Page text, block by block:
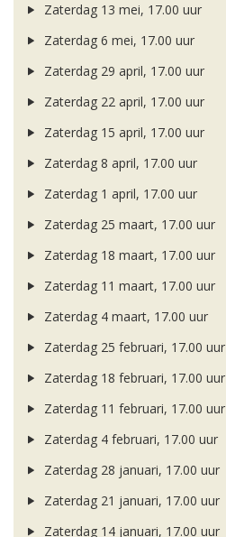
Zaterdag 13 mei, 17.00 uur
Zaterdag 6 mei, 17.00 uur
Zaterdag 29 april, 17.00 uur
Zaterdag 22 april, 17.00 uur
Zaterdag 15 april, 17.00 uur
Zaterdag 8 april, 17.00 uur
Zaterdag 1 april, 17.00 uur
Zaterdag 25 maart, 17.00 uur
Zaterdag 18 maart, 17.00 uur
Zaterdag 11 maart, 17.00 uur
Zaterdag 4 maart, 17.00 uur
Zaterdag 25 februari, 17.00 uur
Zaterdag 18 februari, 17.00 uur
Zaterdag 11 februari, 17.00 uur
Zaterdag 4 februari, 17.00 uur
Zaterdag 28 januari, 17.00 uur
Zaterdag 21 januari, 17.00 uur
Zaterdag 14 januari, 17.00 uur